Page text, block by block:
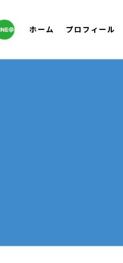
ホーム プロフィール